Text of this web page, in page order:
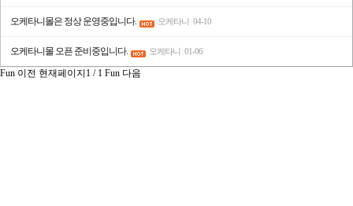
오케타니몰은 정상 운영중입니다. 오케타니 04-10
오케타니몰 오픈 준비중입니다. 오케타니 01-06
Fun 이전 현재페이지 1 /1 Fun 다음